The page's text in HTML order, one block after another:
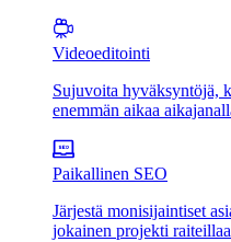
Videoeditointi
Sujuvoita hyväksyntöjä,
enemmän aikaa
Paikallinen SEO
Järjestä monisijaintiset
jokainen projekti